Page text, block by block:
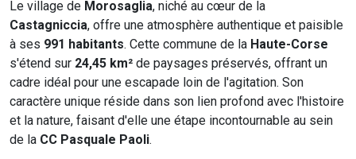
Le village de Morosaglia, niché au cœur de la
Castagniccia, offre une atmosphère authentique et paisible
à ses 991 habitants. Cette commune de la Haute-Corse
s'étend sur 24,45 km² de paysages préservés, offrant un
cadre idéal pour une escapade loin de l'agitation. Son
caractère unique réside dans son lien profond avec l'histoire
et la nature, faisant d'elle une étape incontournable au sein
de la CC Pasquale Paoli.